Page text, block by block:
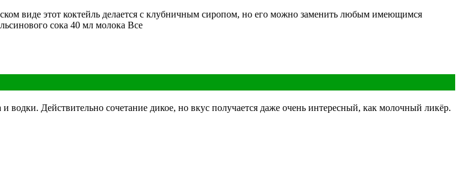
виде этот коктейль делается с клубничным сиропом, но его можно заменить любым имеющимся
сока 40 мл молока Все
водки. Действительно сочетание дикое, но вкус получается даже очень интересный, как молочный ликёр.